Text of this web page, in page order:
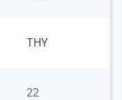
THY
22